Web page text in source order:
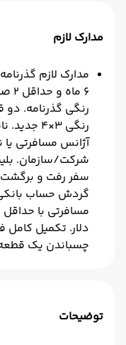
مدارک لازم
مدارک لازم
۶
رنگی گذرنامه.
رنگی ۳×۴
آژانس مسافرتی یا
شرکت/سازمان.
سفر رفت و
گردش حساب
دلار. تکمیل
چسباندن یک
توضیحات